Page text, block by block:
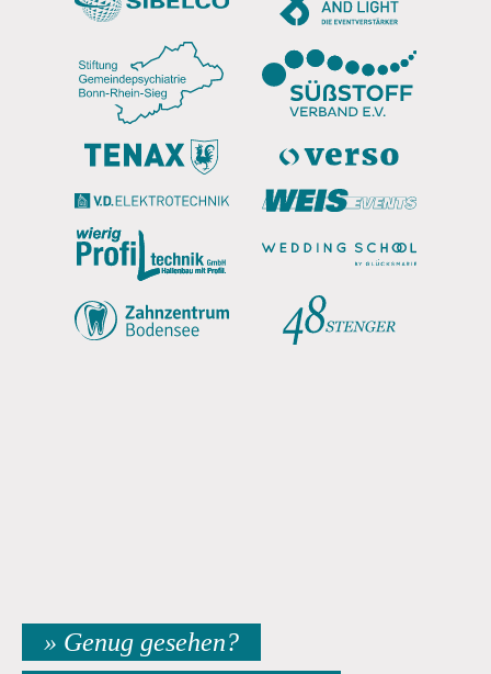
» Genug gesehen?